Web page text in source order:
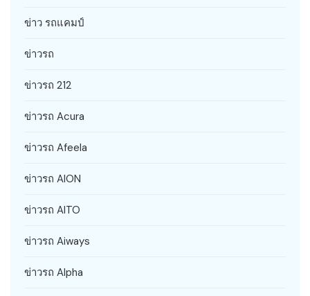
ข่าว รถแคมป์
ข่าวรถ
ข่าวรถ 212
ข่าวรถ Acura
ข่าวรถ Afeela
ข่าวรถ AION
ข่าวรถ AITO
ข่าวรถ Aiways
ข่าวรถ Alpha